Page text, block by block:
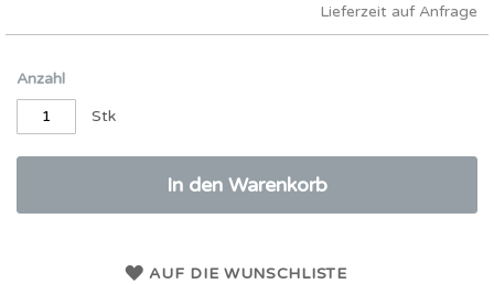
Lieferzeit auf Anfrage
Anzahl
Stk
In den Warenkorb
AUF DIE WUNSCHLISTE